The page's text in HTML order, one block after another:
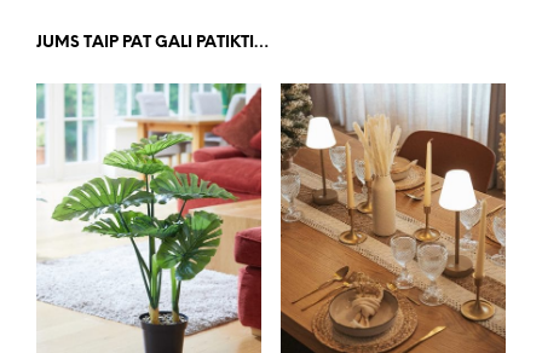
JUMS TAIP PAT GALI PATIKTI…